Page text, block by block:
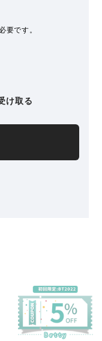
要です。
け取る